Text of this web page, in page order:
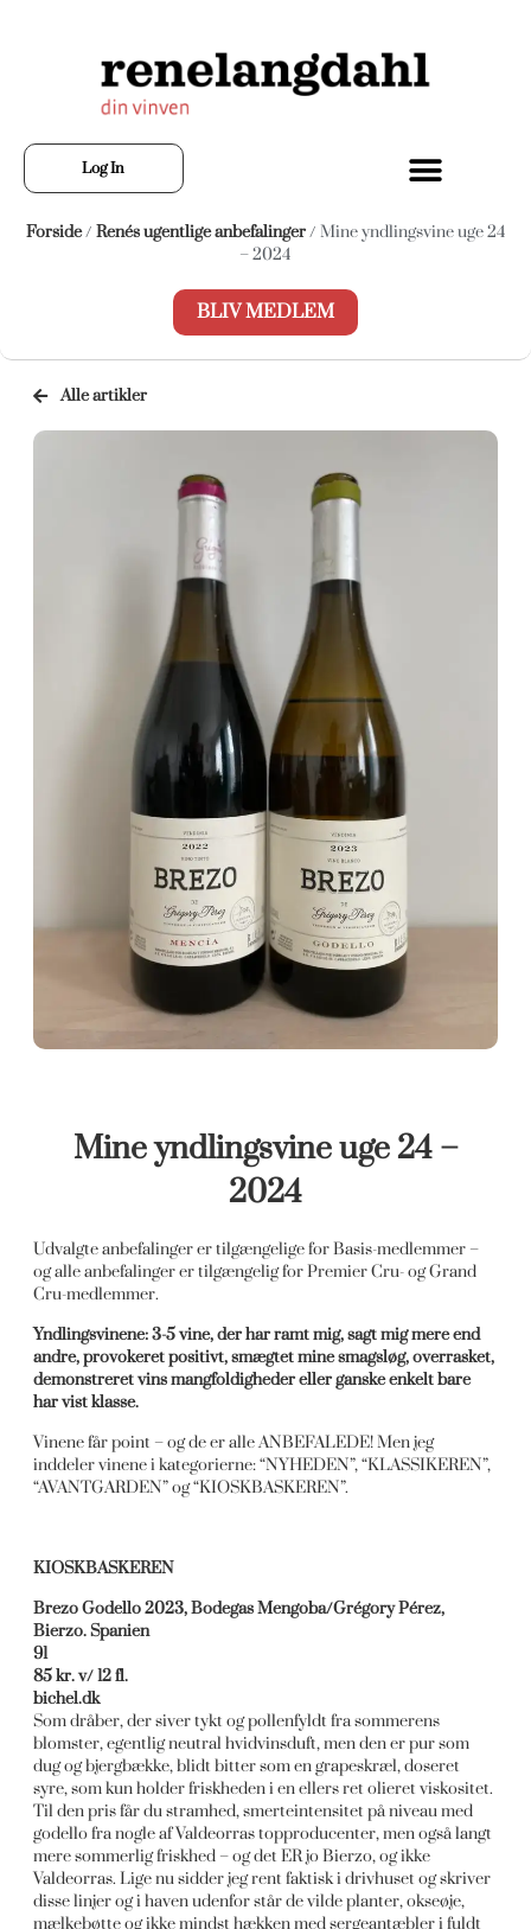
Log In
Forside/ Renés ugentlige anbefalinger/ Mine yndlingsvine uge 24
– 2024
BLIV MEDLEM
Alle artikler
Mine yndlingsvine uge 24 –
2024
Udvalgte anbefalinger er tilgængelige for Basis-medlemmer –
og alle anbefalinger er tilgængelig for Premier Cru- og Grand
Cru-medlemmer.
Yndlingsvinene: 3-5 vine, der har ramt mig, sagt mig mere end
andre, provokeret positivt, smægtet mine smagsløg, overrasket,
demonstreret vins mangfoldigheder eller ganske enkelt bare
har vist klasse.
Vinene får point – og de er alle ANBEFALEDE! Men jeg
inddeler vinene i kategorierne: “NYHEDEN”, “KLASSIKEREN”,
“AVANTGARDEN” og “KIOSKBASKEREN”.
KIOSKBASKEREN
Brezo Godello 2023, Bodegas Mengoba/Grégory Pérez,
Bierzo. Spanien
91
85 kr. v/ 12 fl.
bichel.dk
Som dråber, der siver tykt og pollenfyldt fra sommerens
blomster, egentlig neutral hvidvinsduft, men den er pur som
dug og bjergbække, blidt bitter som en grapeskræl, doseret
syre, som kun holder friskheden i en ellers ret olieret viskositet.
Til den pris får du stramhed, smerteintensitet på niveau med
godello fra nogle af Valdeorras topproducenter, men også langt
mere sommerlig friskhed – og det ER jo Bierzo, og ikke
Valdeorras. Lige nu sidder jeg rent faktisk i drivhuset og skriver
disse linjer og i haven udenfor står de vilde planter, okseøje,
mælkebøtte og ikke mindst hækken med sergeantæbler i fuldt